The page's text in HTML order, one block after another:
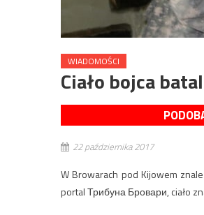
WIADOMOŚCI
Ciało bojca
22 października 2017
W Browarach pod Kijowem
portal Трибуна Бровари, ciało